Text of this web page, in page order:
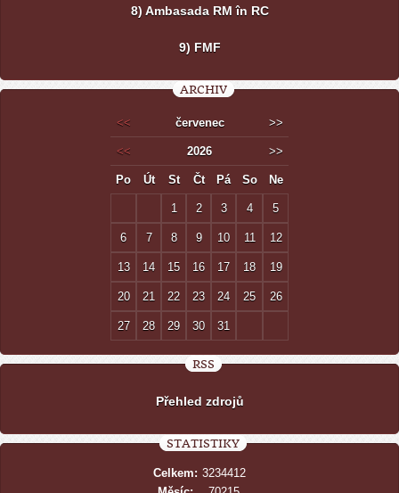
8) Ambasada RM în RC
9) FMF
ARCHIV
<< červenec >>
<< 2026 >>
Po Út St Čt Pá So Ne
1 2 3 4 5
6 7 8 9 10 11 12
13 14 15 16 17 18 19
20 21 22 23 24 25 26
27 28 29 30 31
RSS
Přehled zdrojů
STATISTIKY
Celkem: 3234412